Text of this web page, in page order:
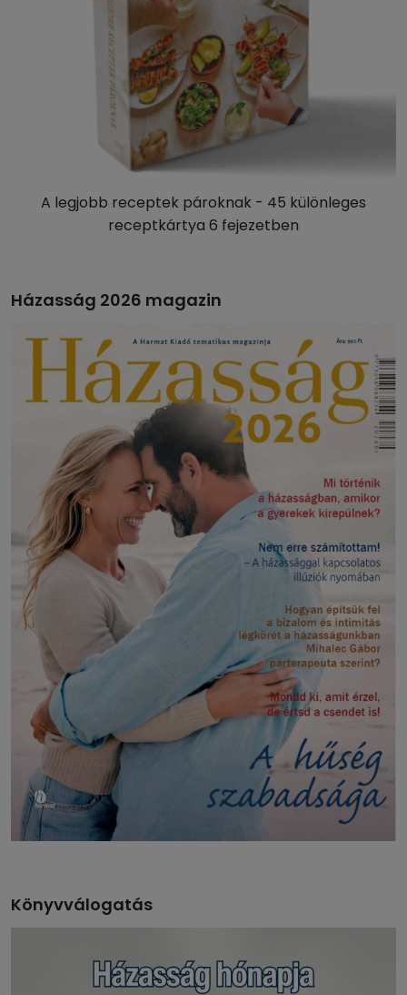
A legjobb receptek pároknak - 45 különleges
receptkártya 6 fejezetben
Házasság 2026 magazin
Könyvválogatás